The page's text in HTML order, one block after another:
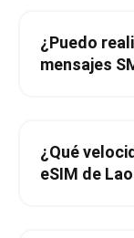
¿Puedo
mensajes
¿Qué
eSIM de